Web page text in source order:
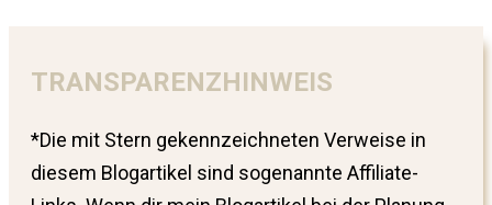
TRANSPARENZHINWEIS
*Die mit Stern gekennzeichneten Verweise in
diesem Blogartikel sind sogenannte Affiliate-